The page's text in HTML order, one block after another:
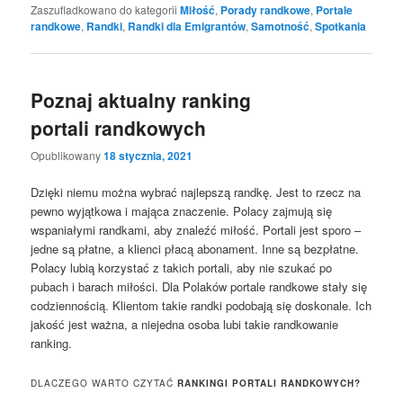
Zaszufladkowano do kategorii Miłość, Porady randkowe, Portale
randkowe, Randki, Randki dla Emigrantów,Samotność,Spotkania
Poznaj aktualny ranking
portali randkowych
Opublikowany18 stycznia, 2021
Dzięki niemu można wybrać najlepszą randkę. Jest to rzecz na
pewno wyjątkowa i mająca znaczenie. Polacy zajmują się
wspaniałymi randkami, aby znaleźć miłość. Portali jest sporo –
jedne są płatne, a klienci płacą abonament. Inne są bezpłatne.
Polacy lubią korzystać z takich portali, aby nie szukać po
pubach i barach miłości. Dla Polaków portale randkowe stały się
codziennością. Klientom takie randki podobają się doskonale. Ich
jakość jest ważna, a niejedna osoba lubi takie randkowanie
ranking.
DLACZEGO WARTO CZYTAĆRANKINGI PORTALI RANDKOWYCH?